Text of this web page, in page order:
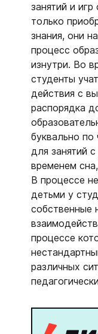
занятий и
только
знания, они
процесс
изнутри. Во
студенты
действия с
распорядка
буквально по
для занятий
временем
В процессе
детьми у
собственные
процессе
различных